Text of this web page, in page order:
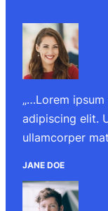
„…Lorem
adipiscing elit.
ullamcorper
JANE DOE